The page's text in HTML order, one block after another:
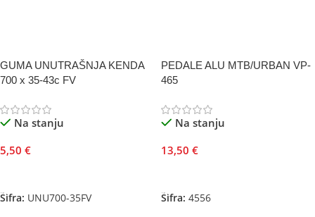
GUMA UNUTRAŠNJA KENDA
700 x 35-43c FV
Na stanju
5,50 €
Šifra: UNU700-35FV
PEDALE ALU MTB/URBAN VP-
465
Na stanju
13,50 €
Šifra: 4556